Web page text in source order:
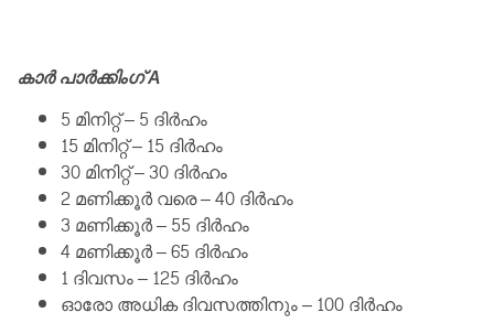
കാർ പാർക്കിംഗ് A
5 മിനിറ്റ് – 5 ദിർഹം
15 മിനിറ്റ് – 15 ദിർഹം
30 മിനിറ്റ് – 30 ദിർഹം
2 മണിക്കൂർ വരെ – 40 ദിർഹം
3 മണിക്കൂർ – 55 ദിർഹം
4 മണിക്കൂർ – 65 ദിർഹം
1 ദിവസം – 125 ദിർഹം
ഓരോ അധിക ദിവസത്തിനും – 100 ദിർഹം